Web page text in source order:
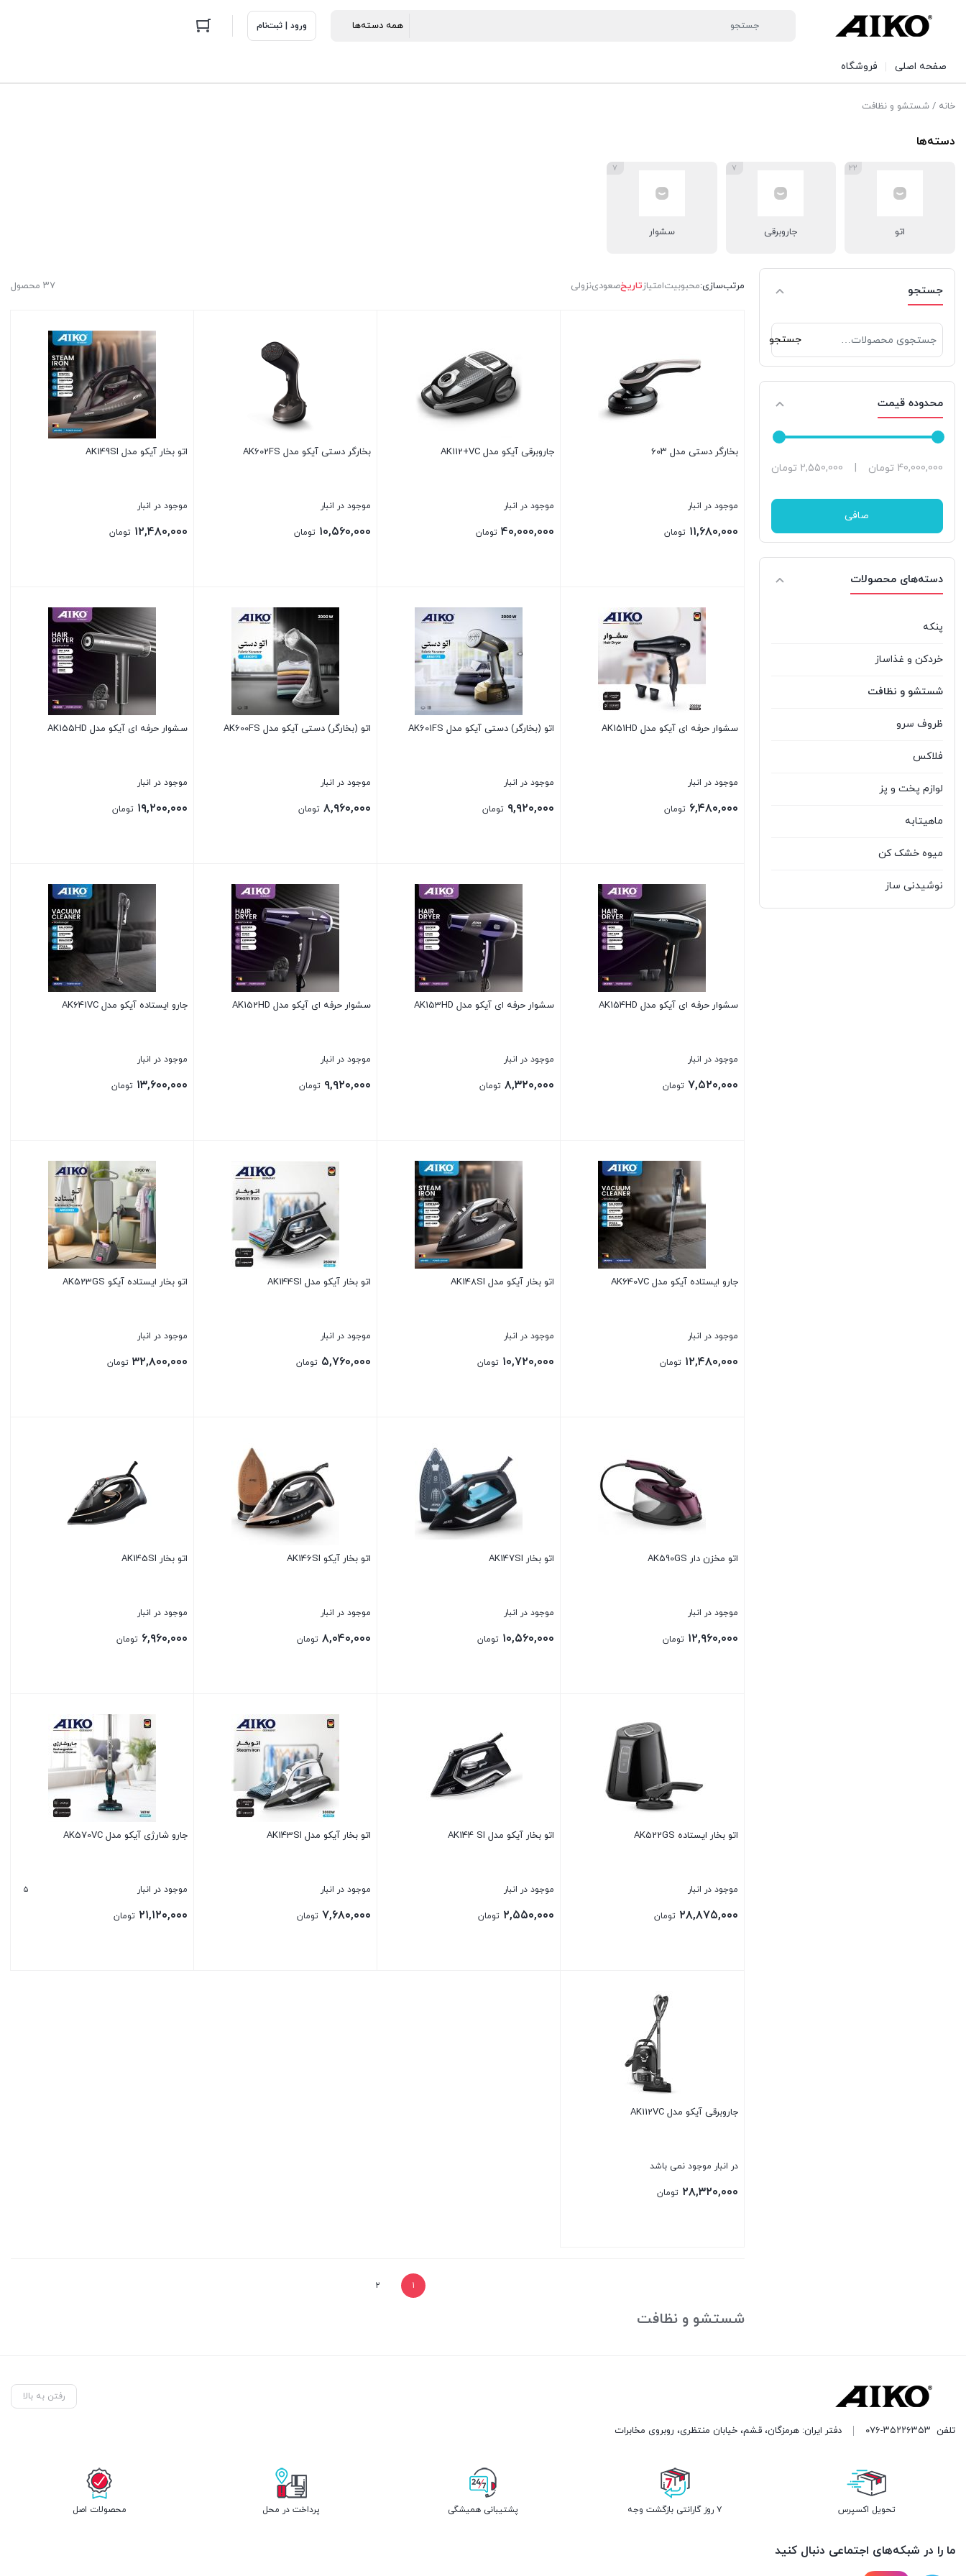
ورود | ثبت‌نام
صفحه اصلی فروشگاه
خانه / شستشو و نظافت
دسته‌ها
اتو
۲۲
جاروبرقی
۷
سشوار
۷
جستجو
برای:
جستجو
محدوده قیمت
حداقل
حداكثر
2,550,000 تومان | 40,000,000 تومان
صافی
دسته‌های محصولات
پنکه
خردکن و غذاساز
شستشو و نظافت
ظروف سرو
فلاکس
لوازم پخت و پز
ماهیتابه
میوه خشک کن
نوشیدنی ساز
۳۷ محصول مرتب‌سازی:محبوبیتامتیازتاریخصعودینزولی
بخارگر دستی مدل ۶۰۳
موجود در انبار
۱۱,۶۸۰,۰۰۰ تومان
جاروبرقی آیکو مدل AK112+VC
موجود در انبار
۴۰,۰۰۰,۰۰۰ تومان
بخارگر دستی آیکو مدل AK602FS
موجود در انبار
۱۰,۵۶۰,۰۰۰ تومان
اتو بخار آیکو مدل AK149SI
موجود در انبار
۱۲,۴۸۰,۰۰۰ تومان
سشوار حرفه ای آیکو مدل AK151HD
موجود در انبار
۶,۴۸۰,۰۰۰ تومان
اتو (بخارگر) دستی آیکو مدل AK601FS
موجود در انبار
۹,۹۲۰,۰۰۰ تومان
اتو (بخارگر) دستی آیکو مدل AK600FS
موجود در انبار
۸,۹۶۰,۰۰۰ تومان
سشوار حرفه ای آیکو مدل AK155HD
موجود در انبار
۱۹,۲۰۰,۰۰۰ تومان
سشوار حرفه ای آیکو مدل AK154HD
موجود در انبار
۷,۵۲۰,۰۰۰ تومان
سشوار حرفه ای آیکو مدل AK153HD
موجود در انبار
۸,۳۲۰,۰۰۰ تومان
سشوار حرفه ای آیکو مدل AK152HD
موجود در انبار
۹,۹۲۰,۰۰۰ تومان
جارو ایستاده آیکو مدل AK641VC
موجود در انبار
۱۳,۶۰۰,۰۰۰ تومان
جارو ایستاده آیکو مدل AK640VC
موجود در انبار
۱۲,۴۸۰,۰۰۰ تومان
اتو بخار آیکو مدل AK148SI
موجود در انبار
۱۰,۷۲۰,۰۰۰ تومان
اتو بخار آیکو مدل AK144SI
موجود در انبار
۵,۷۶۰,۰۰۰ تومان
اتو بخار ایستاده آیکو AK523GS
موجود در انبار
۳۲,۸۰۰,۰۰۰ تومان
اتو مخزن دار AK590GS
موجود در انبار
۱۲,۹۶۰,۰۰۰ تومان
اتو بخار AK147SI
موجود در انبار
۱۰,۵۶۰,۰۰۰ تومان
اتو بخار آیکو AK146SI
موجود در انبار
۸,۰۴۰,۰۰۰ تومان
اتو بخار AK145SI
موجود در انبار
۶,۹۶۰,۰۰۰ تومان
اتو بخار ایستاده AK522GS
موجود در انبار
۲۸,۸۷۵,۰۰۰ تومان
اتو بخار آیکو مدل AK144 SI
موجود در انبار
۲,۵۵۰,۰۰۰ تومان
اتو بخار آیکو مدل AK143SI
موجود در انبار
۷,۶۸۰,۰۰۰ تومان
جارو شارژی آیکو مدل AK570VC
موجود در انبار ۵
۲۱,۱۲۰,۰۰۰ تومان
جاروبرقی آیکو مدل AK112VC
در انبار موجود نمی باشد
۲۸,۳۲۰,۰۰۰ تومان
۱ ۲
شستشو و نظافت
رفتن به بالا
تلفن ۰۷۶-۳۵۲۲۶۳۵۳ دفتر ایران: هرمزگان، قشم، خیابان منتظری، روبروی مخابرات
تحویل اکسپرس ۷ روز گارانتی بازگشت وجه پشتیبانی همیشگی پرداخت در محل محصولات اصل
ما را در شبکه‌های اجتماعی دنبال کنید